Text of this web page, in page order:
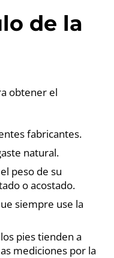
de la
obtener el
fabricantes.
natural.
peso de su
o acostado.
siempre use la
pies tienden a
mediciones por la